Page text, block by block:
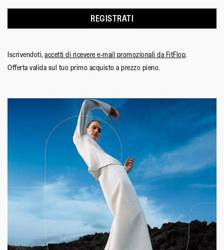
REGISTRATI
Iscrivendoti, accetti di ricevere e-mail promozionali da FitFlop.
Offerta valida sul tuo primo acquisto a prezzo pieno.